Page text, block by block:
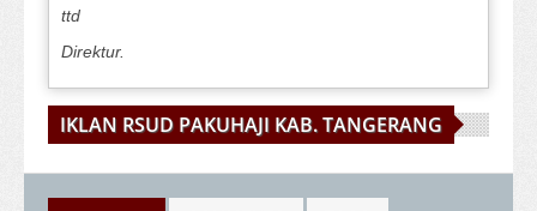
ttd
Direktur.
IKLAN RSUD PAKUHAJI KAB. TANGERANG